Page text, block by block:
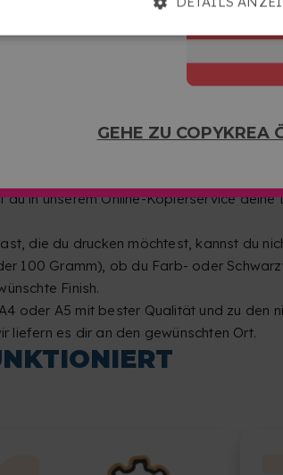
GEHE ZU COPYKREA
wie du es möchtest, ohne
Dateien in komprimierte
Dateien auswählen oder per Drag &
anderen Format hast, z. B. in
A5 DRUCKEN
drucken? Deine Notizen in A4 oder
gibt und dass, obwohl das A4-Format
in unserem Online-Kopierservice
die du drucken möchtest, kannst du
100 Gramm), ob du Farb- oder
Finish.
oder A5 mit bester Qualität und zu
liefern es dir an den gewünschten Ort.